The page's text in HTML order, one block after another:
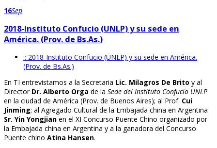
16Sep
2018-Instituto Confucio (UNLP) y su sede en
América. (Prov. de Bs.As.)
:: 2018-Instituto Confucio (UNLP) y su sede en América.
(Prov. de Bs.As.)
En TI entrevistamos a la Secretaria Lic. Milagros De Brito y al
Director Dr. Alberto Orga de la Sede del Instituto Confucio UNLP
en la ciudad de América (Prov. de Buenos Aires); al Prof. Cui
Jinming; al Agregado Cultural de la Embajada china en Argentina
Sr. Yin Yongjian en el XI Concurso Puente Chino organizado por
la Embajada china en Argentina y a la ganadora del Concurso
Puente chino Atina Hansen.